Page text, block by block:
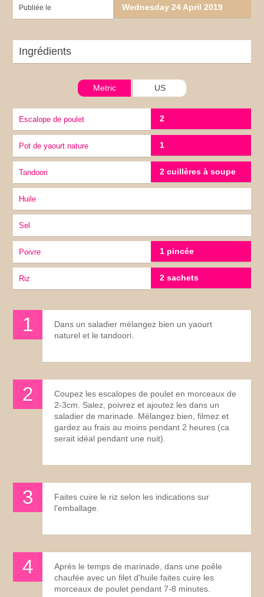
Publiée le Wednesday 24 April 2019
Ingrédients
Metric US
Escalope de poulet 2
Pot de yaourt nature 1
Tandoori 2 cuillères à soupe
huile
sel
Poivre 1 pincée
riz 2 sachets
Dans un saladier mélangez bien un yaourt
naturel et le tandoori.
Coupez les escalopes de poulet en morceaux de
2-3cm. Salez, poivrez et ajoutez les dans un
saladier de marinade. Mélangez bien, filmez et
gardez au frais au moins pendant 2 heures (ca
serait idéal pendant une nuit).
Faites cuire le riz selon les indications sur
l'emballage.
Aprés le temps de marinade, dans une poêle
chaufée avec un filet d'huile faites cuire les
morceaux de poulet pendant 7-8 minutes.